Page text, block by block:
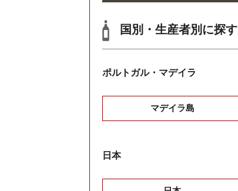
国別・生産者別に探す
ポルトガル・マデイラ
マデイラ島
日本